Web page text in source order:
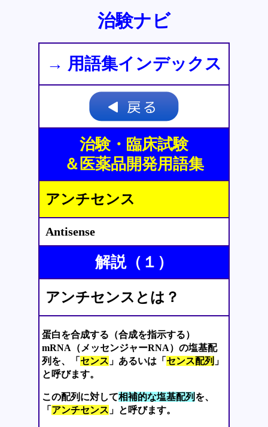
治験ナビ
→ 用語集インデックス
治験・臨床試験
＆医薬品開発用語集
アンチセンス
Antisense
解説（１）
アンチセンスとは？
蛋白を合成する（合成を指示する）
mRNA（メッセンジャーRNA）の塩基配
列を、「 センス 」あるいは「 センス配列 」
と呼びます。
この配列に対して相補的な塩基配列 を、
「 アンチセンス 」と呼びます。